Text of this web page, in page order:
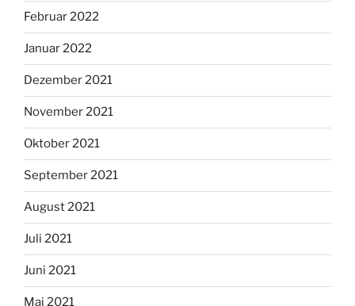
Februar 2022
Januar 2022
Dezember 2021
November 2021
Oktober 2021
September 2021
August 2021
Juli 2021
Juni 2021
Mai 2021